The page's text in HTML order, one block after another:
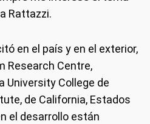
Rattazzi.
en el país y en el exterior,
Research Centre,
University College de
de California, Estados
el desarrollo están